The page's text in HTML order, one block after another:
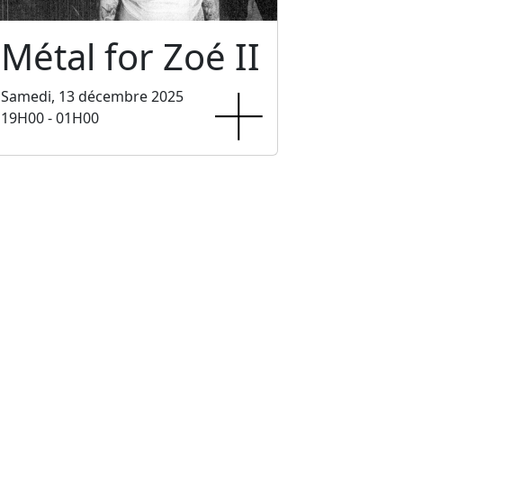
Métal for Zoé II
Samedi, 13 décembre 2025
19H00 - 01H00